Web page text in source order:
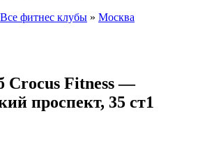
Все фитнес клубы » Москва
Crocus Fitness —
проспект, 35 ст1